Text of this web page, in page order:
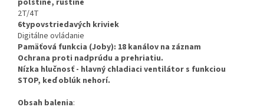
poľštine, ruštine
2T/4T
6typovstriedavých kriviek
Digitálne ovládanie
Pamäťová funkcia (Joby): 18 kanálov na záznam
Ochrana proti nadprúdu a prehriatiu.
Nízka hlučnosť - hlavný chladiaci ventilátor s funkciou
STOP, keď oblúk nehorí.
Obsah balenia: